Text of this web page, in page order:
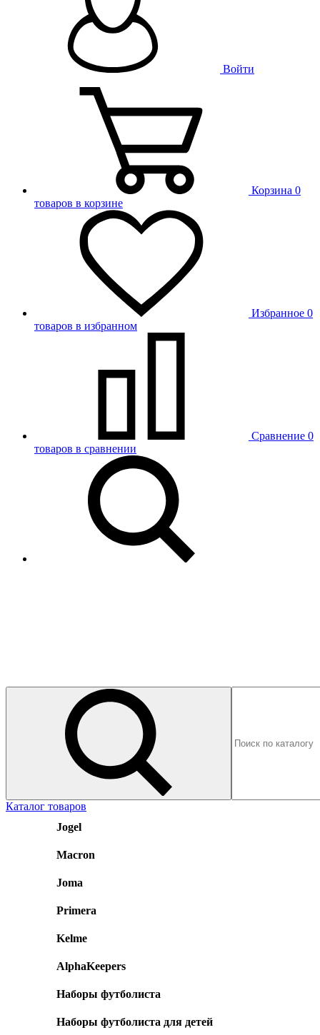
Войти
Корзина 0
товаров в корзине
Избранное 0
товаров в избранном
Сравнение 0
товаров в сравнении
Каталог товаров
Jogel
Macron
Joma
Primera
Kelme
AlphaKeepers
Наборы футболиста
Наборы футболиста для детей